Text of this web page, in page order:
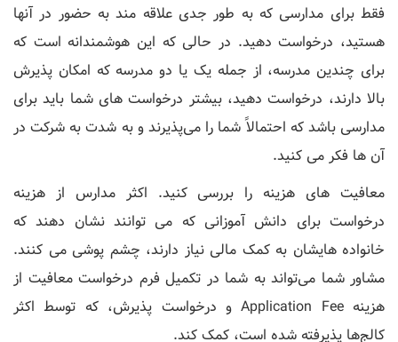
فقط برای مدارسی که به طور جدی علاقه مند به حضور در آنها
هستید، درخواست دهید. در حالی که این هوشمندانه است که
برای چندین مدرسه، از جمله یک یا دو مدرسه که امکان پذیرش
بالا دارند، درخواست دهید، بیشتر درخواست ‌های شما باید برای
مدارسی باشد که احتمالاً شما را می‌پذیرند و به شدت به شرکت در
آن ‌ها فکر می ‌کنید.
معافیت های هزینه را بررسی کنید. اکثر مدارس از هزینه
درخواست برای دانش آموزانی که می توانند نشان دهند که
خانواده هایشان به کمک مالی نیاز دارند، چشم پوشی می کنند.
مشاور شما می‌تواند به شما در تکمیل فرم درخواست معافیت از
هزینه Application Fee و درخواست پذیرش، که توسط اکثر
کالج‌ها پذیرفته شده است، کمک کند.